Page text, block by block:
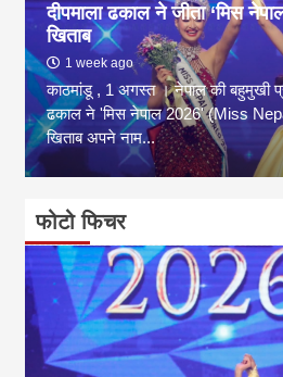
संगीत जगत की मशहूर पार्श्व
निधन
2 months ago
संगीत जगत की मशहूर पार्श्व गायिका सुमन
निधन हो गया. वह 89 वर्ष की थीं. उम्र
उन्होंने...
फोटो फिचर